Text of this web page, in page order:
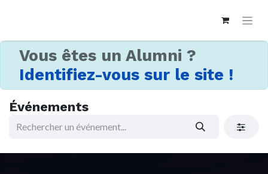
Vous êtes un Alumni ?
Identifiez-vous sur le site !
Événements